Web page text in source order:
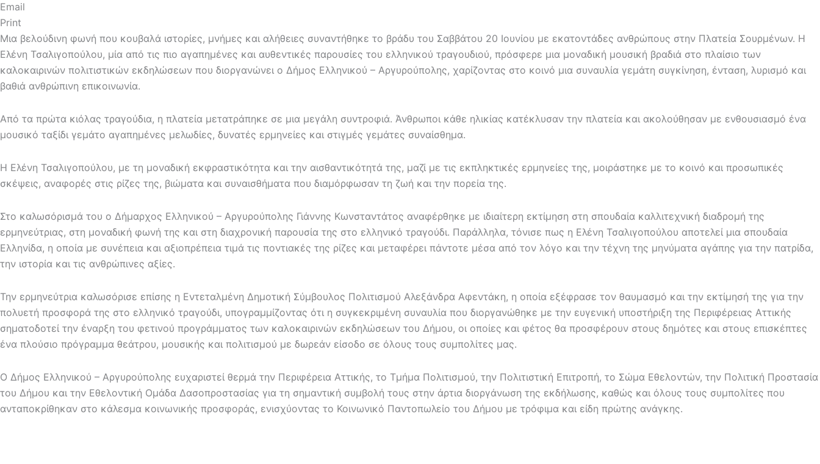
Email
Print
Μια βελούδινη φωνή που κουβαλά ιστορίες, μνήμες και αλήθειες συναντήθηκε το βράδυ του Σαββάτου 20 Ιουνίου με εκατοντάδες ανθρώπους στην Πλατεία Σουρμένων. Η
Ελένη Τσαλιγοπούλου, μία από τις πιο αγαπημένες και αυθεντικές παρουσίες του ελληνικού τραγουδιού, πρόσφερε μια μοναδική μουσική βραδιά στο πλαίσιο των
καλοκαιρινών πολιτιστικών εκδηλώσεων που διοργανώνει ο Δήμος Ελληνικού – Αργυρούπολης, χαρίζοντας στο κοινό μια συναυλία γεμάτη συγκίνηση, ένταση, λυρισμό και
βαθιά ανθρώπινη επικοινωνία.
Από τα πρώτα κιόλας τραγούδια, η πλατεία μετατράπηκε σε μια μεγάλη συντροφιά. Άνθρωποι κάθε ηλικίας κατέκλυσαν την πλατεία και ακολούθησαν με ενθουσιασμό ένα
μουσικό ταξίδι γεμάτο αγαπημένες μελωδίες, δυνατές ερμηνείες και στιγμές γεμάτες συναίσθημα.
Η Ελένη Τσαλιγοπούλου, με τη μοναδική εκφραστικότητα και την αισθαντικότητά της, μαζί με τις εκπληκτικές ερμηνείες της, μοιράστηκε με το κοινό και προσωπικές
σκέψεις, αναφορές στις ρίζες της, βιώματα και συναισθήματα που διαμόρφωσαν τη ζωή και την πορεία της.
Στο καλωσόρισμά του ο Δήμαρχος Ελληνικού – Αργυρούπολης Γιάννης Κωνσταντάτος αναφέρθηκε με ιδιαίτερη εκτίμηση στη σπουδαία καλλιτεχνική διαδρομή της
ερμηνεύτριας, στη μοναδική φωνή της και στη διαχρονική παρουσία της στο ελληνικό τραγούδι. Παράλληλα, τόνισε πως η Ελένη Τσαλιγοπούλου αποτελεί μια σπουδαία
Ελληνίδα, η οποία με συνέπεια και αξιοπρέπεια τιμά τις ποντιακές της ρίζες και μεταφέρει πάντοτε μέσα από τον λόγο και την τέχνη της μηνύματα αγάπης για την πατρίδα,
την ιστορία και τις ανθρώπινες αξίες.
Την ερμηνεύτρια καλωσόρισε επίσης η Εντεταλμένη Δημοτική Σύμβουλος Πολιτισμού Αλεξάνδρα Αφεντάκη, η οποία εξέφρασε τον θαυμασμό και την εκτίμησή της για την
πολυετή προσφορά της στο ελληνικό τραγούδι, υπογραμμίζοντας ότι η συγκεκριμένη συναυλία που διοργανώθηκε με την ευγενική υποστήριξη της Περιφέρειας Αττικής
σηματοδοτεί την έναρξη του φετινού προγράμματος των καλοκαιρινών εκδηλώσεων του Δήμου, οι οποίες και φέτος θα προσφέρουν στους δημότες και στους επισκέπτες
ένα πλούσιο πρόγραμμα θεάτρου, μουσικής και πολιτισμού με δωρεάν είσοδο σε όλους τους συμπολίτες μας.
Ο Δήμος Ελληνικού – Αργυρούπολης ευχαριστεί θερμά την Περιφέρεια Αττικής, το Τμήμα Πολιτισμού, την Πολιτιστική Επιτροπή, το Σώμα Εθελοντών, την Πολιτική Προστασία
του Δήμου και την Εθελοντική Ομάδα Δασοπροστασίας για τη σημαντική συμβολή τους στην άρτια διοργάνωση της εκδήλωσης, καθώς και όλους τους συμπολίτες που
ανταποκρίθηκαν στο κάλεσμα κοινωνικής προσφοράς, ενισχύοντας το Κοινωνικό Παντοπωλείο του Δήμου με τρόφιμα και είδη πρώτης ανάγκης.